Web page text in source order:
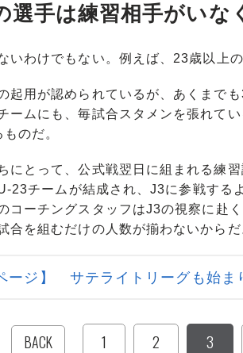
選手は練習相手がいな
わけでもない。例えば、23歳以上の
起用が認められているが、あくまで
ームにも、毎試合スタメンを張れて
のだ。
とって、公式戦翌日に組まれる練
23チームが結成され、J3に参戦する
コーチングスタッフはJ3の視察に赴
合を組むだけの人数が揃わないからだ
ージ】 サテライトリーグも始ま
BACK 1 2 3